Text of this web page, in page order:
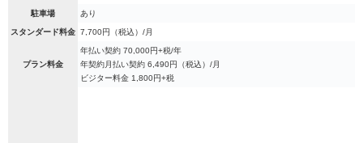
駐車場 あり
スタンダード料金 7,700円（税込）/月
プラン料金
年払い契約 70,000円+税/年
年契約月払い契約 6,490円（税込）/月
ビジター料金 1,800円+税